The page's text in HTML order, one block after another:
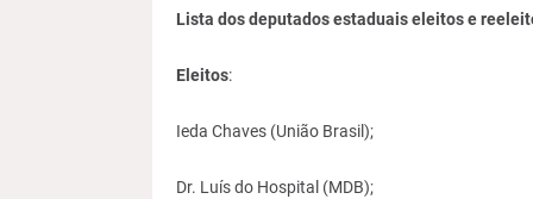
Lista dos deputados estaduais eleitos e
Eleitos:
Ieda Chaves (União Brasil);
Dr. Luís do Hospital (MDB);